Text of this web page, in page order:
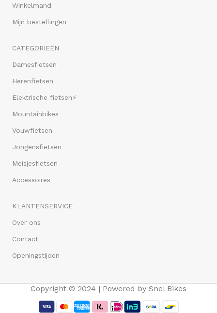
Winkelmand
Mijn bestellingen
CATEGORIEËN
Damesfietsen
Herenfietsen
Elektrische fietsen⚡
Mountainbikes
Vouwfietsen
Jongensfietsen
Meisjesfietsen
Accessoires
KLANTENSERVICE
Over ons
Contact
Openingstijden
Copyright © 2024 | Powered by Snel Bikes